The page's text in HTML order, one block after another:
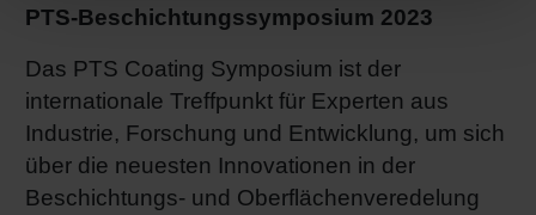
PTS-Beschichtungssymposium 2023
Das PTS Coating Symposium ist der
internationale Treffpunkt für Experten aus
Industrie, Forschung und Entwicklung, um sich
über die neuesten Innovationen in der
Beschichtungs- und Oberflächenveredelung